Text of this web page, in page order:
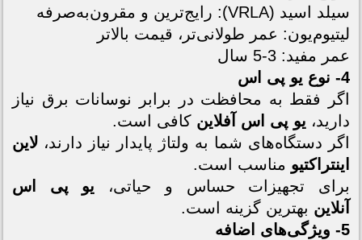
سیلد اسید (VRLA): رایج‌ترین و مقرون‌به‌صرفه
لیتیوم‌یون: عمر طولانی‌تر، قیمت بالاتر
عمر مفید: 3-5 سال
4- نوع یو پی اس
اگر فقط به محافظت در برابر نوسانات برق نیاز
دارید، یو پی اس آفلاین کافی است.
اگر دستگاه‌های شما به ولتاژ پایدار نیاز دارند، لاین
اینتراکتیو مناسب است.
برای تجهیزات حساس و حیاتی، یو پی اس
آنلاین بهترین گزینه است.
5- ویژگی‌های اضافه